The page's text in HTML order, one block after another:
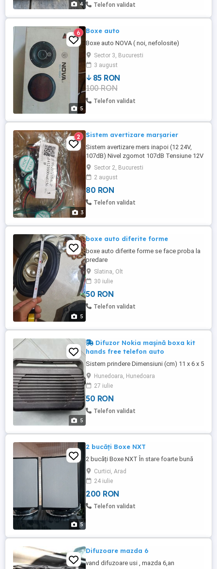
4 Telefon validat
5
6 Boxe auto
Boxe auto NOVA ( noi, nefolosite)
Sector 3, Bucuresti
3 august
85 RON
100 RON
Telefon validat
3
2 Sistem avertizare marșarier
Sistem avertizare mers inapoi (12 24V,
107dB) Nivel zgomot 107dB Tensiune 12V
24V Greutate 0,28 kg 80 lei bucata
Sector 2, Bucuresti
2 august
80 RON
Telefon validat
5
boxe auto diferite forme
boxe auto diferite forme se face proba la
predare
Slatina, Olt
30 iulie
50 RON
Telefon validat
5
Difuzor Nokia mașină boxa kit
hands free telefon auto
Sistem prindere Dimensiuni (cm) 11 x 6 x 5
Hunedoara, Hunedoara
27 iulie
50 RON
Telefon validat
5
2 bucăți Boxe NXT
2 bucăți Boxe NXT În stare foarte bună
Curtici, Arad
24 iulie
200 RON
Telefon validat
Difuzoare mazda 6
vand difuzoare usi , mazda 6,an